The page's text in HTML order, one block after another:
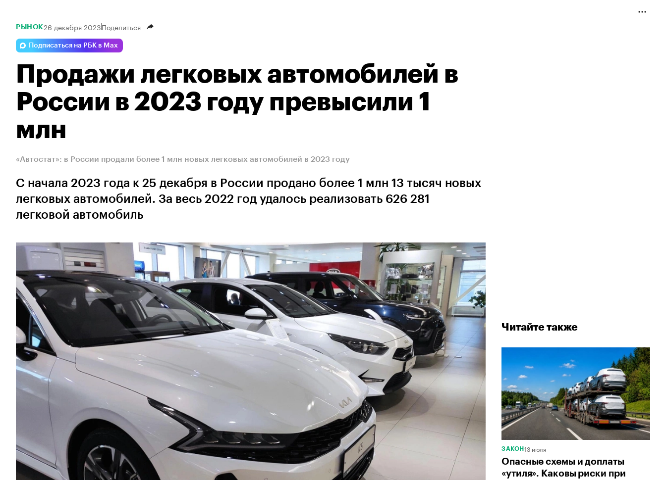
Читайте также
ЗАКОН 13 июля
Опасные схемы и доплаты
«утиля». Каковы риски при
РЫНОК 26 декабря 2023Поделиться
Подписаться на РБК в Max
Продажи легковых автомобилей в
России в 2023 году превысили 1
млн
«Автостат»: в России продали более 1 млн новых легковых автомобилей в 2023 году
С начала 2023 года к 25 декабря в России продано более 1 млн 13 тысяч новых
легковых автомобилей. За весь 2022 год удалось реализовать 626 281
легковой автомобиль